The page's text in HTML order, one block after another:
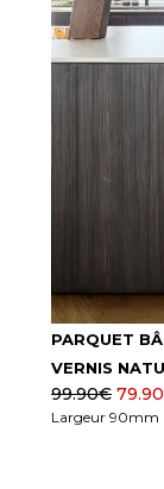
PARQUET
VERNIS
99.90€ 79.90
Largeur 90mm